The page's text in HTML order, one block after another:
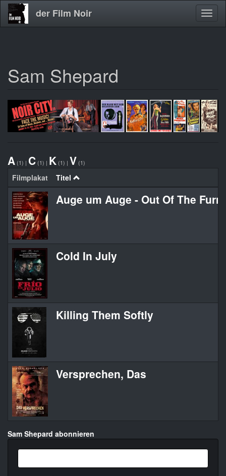
Direkt
zum
der Film Noir
Sam Shepard
A (1) | C (1) | K (1) | V (1)
Filmplakat Titel
Auge um Auge - Out Of The
Cold In July
Killing Them Softly
Versprechen, Das
Sam Shepard abonnieren